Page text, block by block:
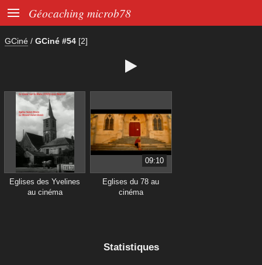
 Géocaching microb78
GCiné / GCiné #54 [2]

Eglises des Yvelines
au cinéma
09:10
Eglises du 78 au
cinéma
Statistiques